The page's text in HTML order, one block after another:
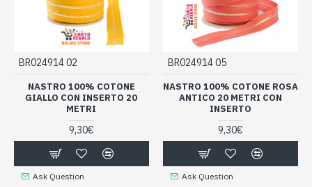
BR024914 02
NASTRO 100% COTONE
GIALLO CON INSERTO 20
METRI
9,30€
Ask Question
BR024914 05
NASTRO 100% COTONE ROSA
ANTICO 20 METRI CON
INSERTO
9,30€
Ask Question